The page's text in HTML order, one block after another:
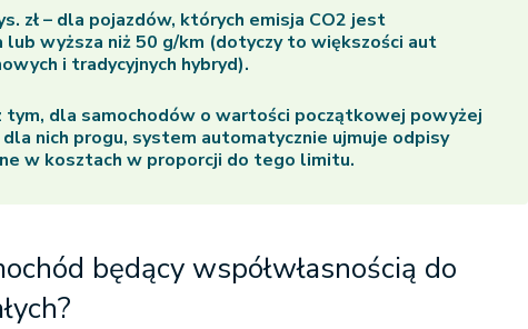
zł– dla pojazdów, których emisja CO2 jest
lub wyższa niż 50 g/km (dotyczy to większości aut
i tradycyjnych hybryd).
tym, dla samochodów o wartości początkowej powyżej
dla nich progu, system automatycznie ujmuje odpisy
w kosztach w proporcji do tego limitu.
będący współwłasnością do